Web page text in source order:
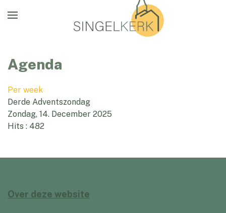
Agenda
Per week
Derde Adventszondag
Zondag, 14. December 2025
Hits : 482
Over deze website